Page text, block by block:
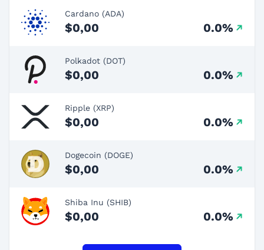
Cardano (ADA)
$0,00 0.0%
Polkadot (DOT)
$0,00 0.0%
Ripple (XRP)
$0,00 0.0%
Dogecoin (DOGE)
$0,00 0.0%
Shiba Inu (SHIB)
$0,00 0.0%